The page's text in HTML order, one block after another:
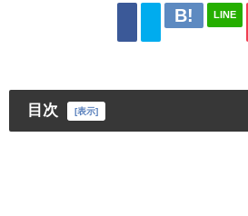
LINE
目次 [表示]